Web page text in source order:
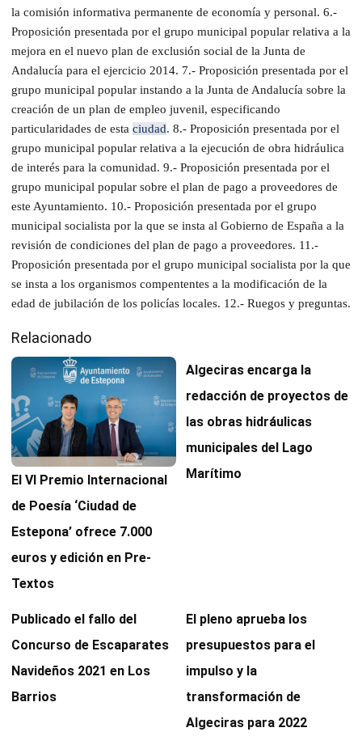
la comisión informativa permanente de economía y personal. 6.-
Proposición presentada por el grupo municipal popular relativa a la
mejora en el nuevo plan de exclusión social de la Junta de
Andalucía para el ejercicio 2014. 7.- Proposición presentada por el
grupo municipal popular instando a la Junta de Andalucía sobre la
creación de un plan de empleo juvenil, especificando
particularidades de esta ciudad. 8.- Proposición presentada por el
grupo municipal popular relativa a la ejecución de obra hidráulica
de interés para la comunidad. 9.- Proposición presentada por el
grupo municipal popular sobre el plan de pago a proveedores de
este Ayuntamiento. 10.- Proposición presentada por el grupo
municipal socialista por la que se insta al Gobierno de España a la
revisión de condiciones del plan de pago a proveedores. 11.-
Proposición presentada por el grupo municipal socialista por la que
se insta a los organismos compententes a la modificación de la
edad de jubilación de los policías locales. 12.- Ruegos y preguntas.
Relacionado
El VI Premio Internacional
de Poesía ‘Ciudad de
Estepona’ ofrece 7.000
euros y edición en Pre-
Textos
Algeciras encarga la
redacción de proyectos de
las obras hidráulicas
municipales del Lago
Marítimo
Publicado el fallo del
Concurso de Escaparates
Navideños 2021 en Los
Barrios
El pleno aprueba los
presupuestos para el
impulso y la
transformación de
Algeciras para 2022